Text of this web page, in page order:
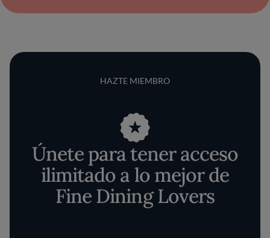
HAZTE MIEMBRO
Únete para tener acceso
ilimitado a lo mejor de
Fine Dining Lovers